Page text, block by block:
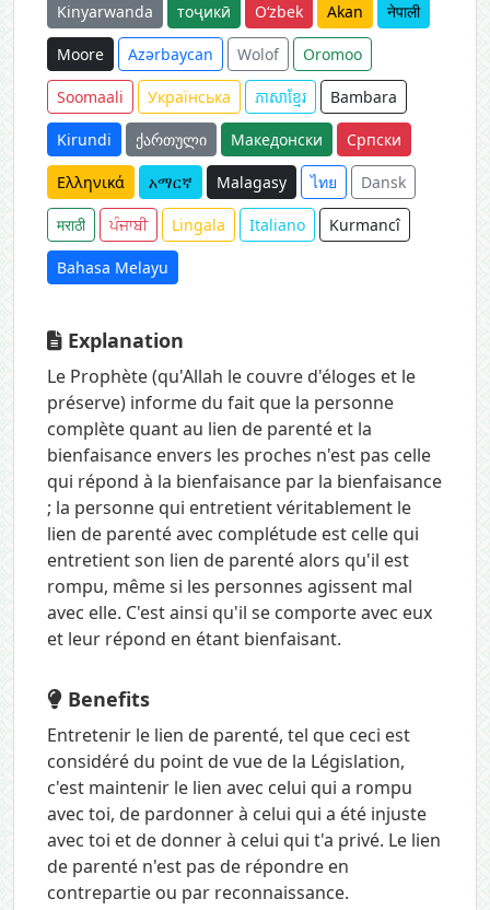
Kinyarwanda тоҷикӣ O‘zbek Akan नेपाली
Moore Azərbaycan Wolof Oromoo
Soomaali Українська ភាសាខ្មែរ Bambara
Kirundi ქართული Македонски Српски
Ελληνικά አማርኛ Malagasy ไทย Dansk
मराठी ਪੰਜਾਬੀ Lingala Italiano Kurmancî
Bahasa Melayu
Explanation
Le Prophète (qu'Allah le couvre d'éloges et le
préserve) informe du fait que la personne
complète quant au lien de parenté et la
bienfaisance envers les proches n'est pas celle
qui répond à la bienfaisance par la bienfaisance
; la personne qui entretient véritablement le
lien de parenté avec complétude est celle qui
entretient son lien de parenté alors qu'il est
rompu, même si les personnes agissent mal
avec elle. C'est ainsi qu'il se comporte avec eux
et leur répond en étant bienfaisant.
Benefits
Entretenir le lien de parenté, tel que ceci est
considéré du point de vue de la Législation,
c'est maintenir le lien avec celui qui a rompu
avec toi, de pardonner à celui qui a été injuste
avec toi et de donner à celui qui t'a privé. Le lien
de parenté n'est pas de répondre en
contrepartie ou par reconnaissance.